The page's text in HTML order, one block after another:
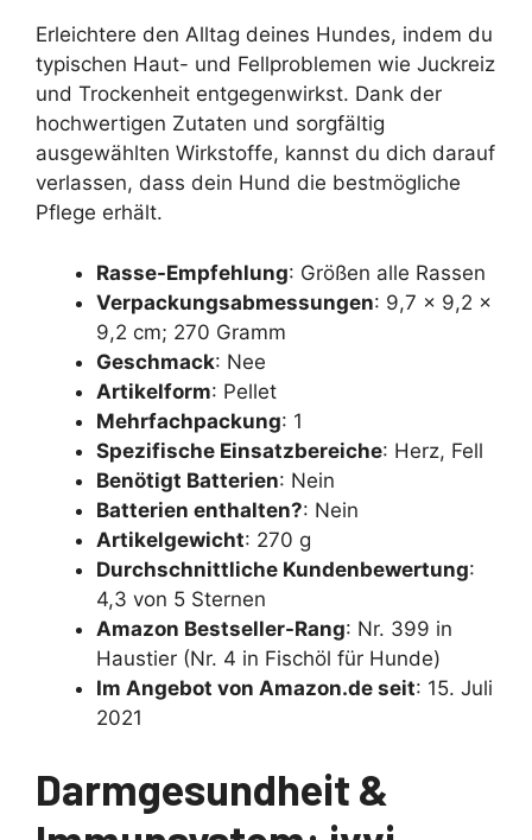
Erleichtere den Alltag deines Hundes, indem du
typischen Haut- und Fellproblemen wie Juckreiz
und Trockenheit entgegenwirkst. Dank der
hochwertigen Zutaten und sorgfältig
ausgewählten Wirkstoffe, kannst du dich darauf
verlassen, dass dein Hund die bestmögliche
Pflege erhält.
Rasse-Empfehlung: Größen alle Rassen
Verpackungsabmessungen: 9,7 x 9,2 x
9,2 cm; 270 Gramm
Geschmack: Nee
Artikelform: Pellet
Mehrfachpackung: 1
Spezifische Einsatzbereiche: Herz, Fell
Benötigt Batterien: Nein
Batterien enthalten?: Nein
Artikelgewicht: 270 g
Durchschnittliche Kundenbewertung:
4,3 von 5 Sternen
Amazon Bestseller-Rang: Nr. 399 in
Haustier (Nr. 4 in Fischöl für Hunde)
Im Angebot von Amazon.de seit: 15. Juli
2021
Darmgesundheit &